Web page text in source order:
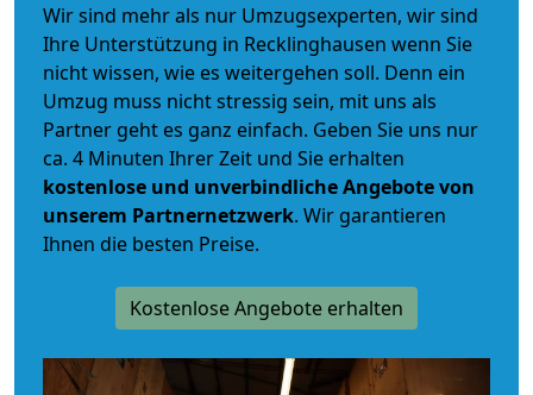
Wir sind mehr als nur Umzugsexperten, wir sind
Ihre Unterstützung in Recklinghausen wenn Sie
nicht wissen, wie es weitergehen soll. Denn ein
Umzug muss nicht stressig sein, mit uns als
Partner geht es ganz einfach. Geben Sie uns nur
ca. 4 Minuten Ihrer Zeit und Sie erhalten
kostenlose und unverbindlicheAngebote von
unserem Partnernetzwerk. Wir garantieren
Ihnen die besten Preise.
Kostenlose Angebote erhalten